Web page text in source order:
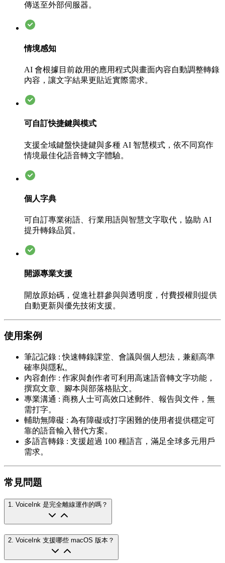
傳送至外部伺服器。
情境感知
AI 會根據目前啟用的應用程式與畫面內容自動調整轉錄
內容，讓文字結果更貼近實際需求。
可自訂快捷鍵與模式
支援全域鍵盤快捷鍵與多種 AI 智慧模式，依不同寫作
情境最佳化語音轉文字體驗。
個人字典
可自訂專業術語、行業用語與智慧文字取代，協助 AI
提升轉錄品質。
開源專業支援
開放原始碼，促進社群參與與透明度，付費授權則提供
自動更新與優先技術支援。
使用案例
筆記記錄 : 快速轉錄課堂、會議與個人想法，兼顧高準
確率與隱私。
內容創作 : 作家與創作者可利用高速語音轉文字功能，
撰寫文章、腳本與部落格貼文。
專業溝通 : 商務人士可高效口述郵件、報告與文件，無
需打字。
輔助無障礙 : 為有障礙或打字困難的使用者提供穩定可
靠的語音輸入替代方案。
多語言轉錄 : 支援超過 100 種語言，滿足全球多元用戶
需求。
常見問題
1. VoiceInk 是完全離線運作的嗎？
2. VoiceInk 支援哪些 macOS 版本？